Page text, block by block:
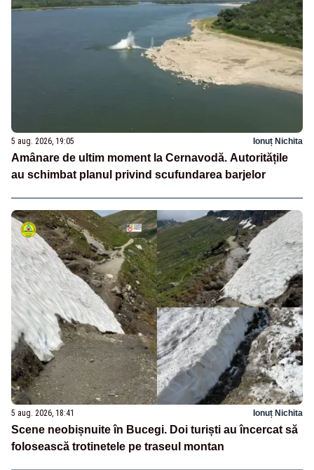
5 aug. 2026, 19:05 Ionuț Nichita
Amânare de ultim moment la Cernavodă. Autoritățile
au schimbat planul privind scufundarea barjelor
5 aug. 2026, 18:41 Ionuț Nichita
Scene neobișnuite în Bucegi. Doi turiști au încercat să
folosească trotinetele pe traseul montan